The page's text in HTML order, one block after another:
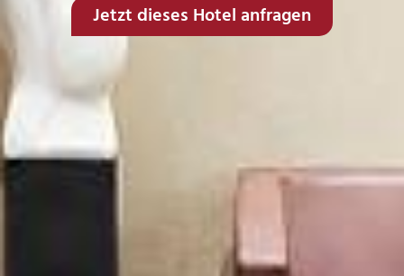
Jetzt dieses Hotel anfragen